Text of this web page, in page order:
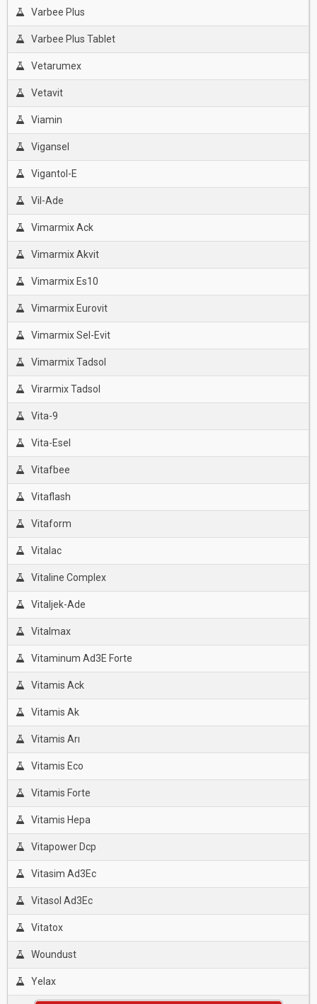
Varbee Plus
Varbee Plus Tablet
Vetarumex
Vetavit
Viamin
Vigansel
Vigantol-E
Vil-Ade
Vimarmix Ack
Vimarmix Akvit
Vimarmix Es10
Vimarmix Eurovit
Vimarmix Sel-Evit
Vimarmix Tadsol
Virarmix Tadsol
Vita-9
Vita-Esel
Vitafbee
Vitaflash
Vitaform
Vitalac
Vitaline Complex
Vitaljek-Ade
Vitalmax
Vitaminum Ad3E Forte
Vitamis Ack
Vitamis Ak
Vitamis Arı
Vitamis Eco
Vitamis Forte
Vitamis Hepa
Vitapower Dcp
Vitasim Ad3Ec
Vitasol Ad3Ec
Vitatox
Woundust
Yelax